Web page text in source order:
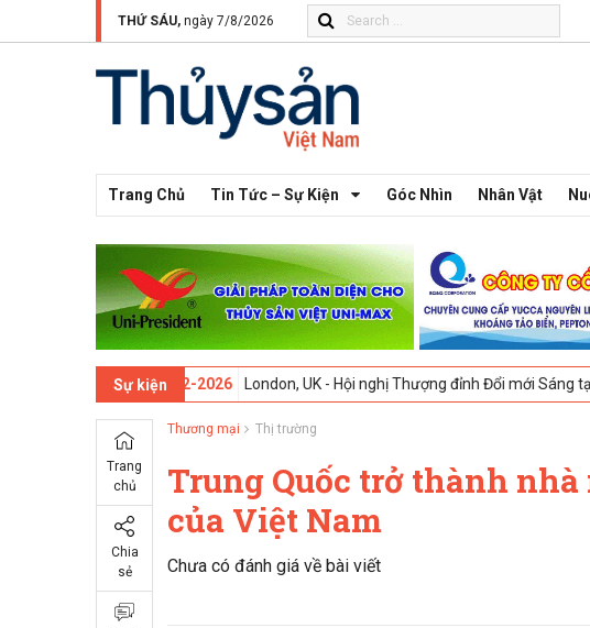
THỨ SÁU, ngày 7/8/2026
Trang Chủ Tin Tức – Sự Kiện Góc Nhìn Nhân Vật
Sự kiện
London, UK - Hội nghị Thượng đỉnh Đổi mới Sáng tạo trong Ngành
Trang
chủ
Chia
sẻ
Thương mại Thị trường
Trung Quốc trở thành
của Việt Nam
Chưa có đánh giá về bài viết